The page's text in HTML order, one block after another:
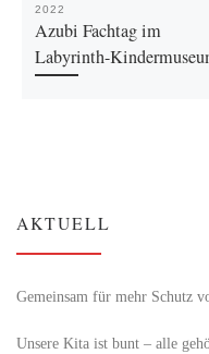
2022
Azubi Fachtag im
Labyrinth-
AKTUELL
Gemeinsam für mehr Schutz
Unsere Kita ist bunt – alle